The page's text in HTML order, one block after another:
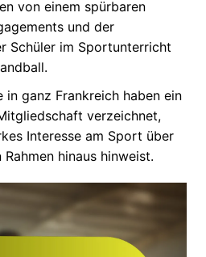
von einem spürbaren
und der
Schüler im Sportunterricht
in ganz Frankreich haben ein
verzeichnet,
Interesse am Sport über
hinaus hinweist.